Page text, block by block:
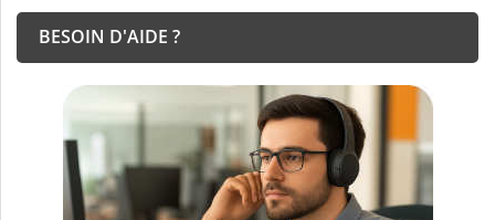
BESOIN D'AIDE ?